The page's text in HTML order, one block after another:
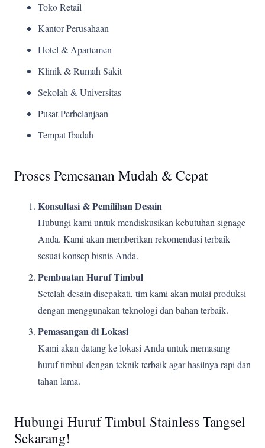
Toko Retail
Kantor Perusahaan
Hotel & Apartemen
Klinik & Rumah Sakit
Sekolah & Universitas
Pusat Perbelanjaan
Tempat Ibadah
Proses Pemesanan Mudah & Cepat
Konsultasi & Pemilihan Desain
Hubungi kami untuk mendiskusikan kebutuhan signage
Anda. Kami akan memberikan rekomendasi terbaik
sesuai konsep bisnis Anda.
Pembuatan Huruf Timbul
Setelah desain disepakati, tim kami akan mulai produksi
dengan menggunakan teknologi dan bahan terbaik.
Pemasangan di Lokasi
Kami akan datang ke lokasi Anda untuk memasang
huruf timbul dengan teknik terbaik agar hasilnya rapi dan
tahan lama.
Hubungi Huruf Timbul Stainless Tangsel
Sekarang!